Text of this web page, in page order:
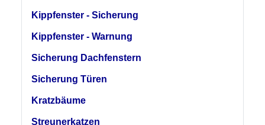
Kippfenster - Sicherung
Kippfenster - Warnung
Sicherung Dachfenstern
Sicherung Türen
Kratzbäume
Streunerkatzen